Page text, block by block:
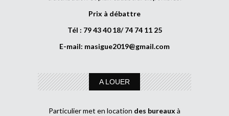
Prix à débattre
Tél : 79 43 40 18/ 74 74 11 25
E-mail: masigue2019@gmail.com
A LOUER
Particulier met en location des bureaux à